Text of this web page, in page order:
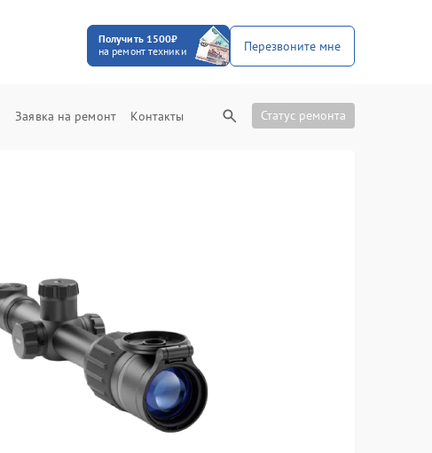
Получить 1500₽
на ремонт техники
Перезвоните мне
Заявка на ремонт Контакты Статус ремонта